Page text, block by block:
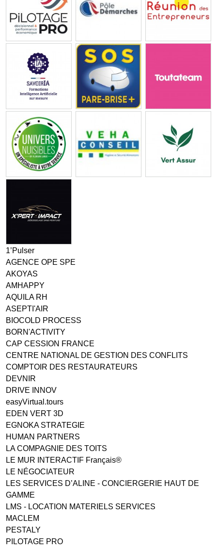
1’Pulser
AGENCE OPE SPE
AKOYAS
AMHAPPY
AQUILA RH
ASEPTI'AIR
BIOCOLD PROCESS
BORN'ACTIVITY
CAP CESSION FRANCE
CENTRE NATIONAL DE GESTION DES CONFLITS
COMPTOIR DES RESTAURATEURS
DEVNIR
DRIVE INNOV
easyVirtual.tours
EDEN VERT 3D
EGNOKA STRATEGIE
HUMAN PARTNERS
LA COMPAGNIE DES TOITS
LE MUR INTERACTIF Français®
LE NÉGOCIATEUR
LES SERVICES D’ALINE - CONCIERGERIE HAUT DE
GAMME
LMS - LOCATION MATERIELS SERVICES
MACLEM
PESTALY
PILOTAGE PRO